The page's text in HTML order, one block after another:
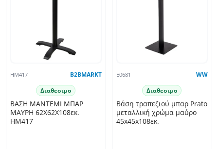
HM417 B2BMARKT
Διαθεσιμο
ΒΑΣΗ ΜΑΝΤΕΜΙ ΜΠΑΡ
ΜΑΥΡΗ 62Χ62X108εκ.
HM417
E0681 WW
Διαθεσιμο
Βάση τραπεζιού μπαρ Prato
μεταλλική χρώμα μαύρο
45x45x108εκ.